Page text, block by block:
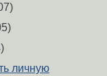
личную